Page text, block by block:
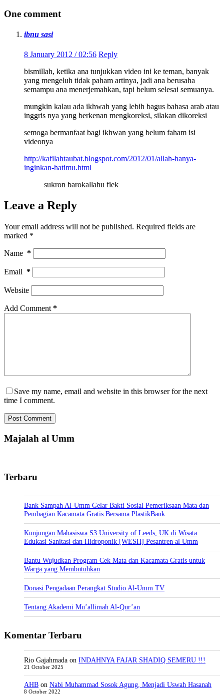
One comment
ibnu sasi
8 January 2012 / 02:56 Reply
bismillah, ketika ana tunjukkan video ini ke teman, banyak
yang mengeluh tidak paham artinya, jadi ana berusaha
semampu ana menerjemahkan, tapi belum selesai semuanya.
mungkin kalau ada ikhwah yang lebih bagus bahasa arab atau
inggris nya yang berkenan mengkoreksi, silakan dikoreksi
semoga bermanfaat bagi ikhwan yang belum faham isi
videonya
http://kafilahtaubat.blogspot.com/2012/01/allah-hanya-
inginkan-hatimu.html
sukron barokallahu fiek
Leave a Reply
Your email address will not be published. Required fields are
marked *
Name *
Email *
Website
Add Comment *
Save my name, email and website in this browser for the next
time I comment.
Post Comment
Majalah al Umm
Terbaru
Bank Sampah Al-Umm Gelar Bakti Sosial Pemeriksaan Mata dan
Pembagian Kacamata Gratis Bersama PlastikBank
Kunjungan Mahasiswa S3 University of Leeds, UK di Wisata
Edukasi Sanitasi dan Hidroponik [WESH] Pesantren al Umm
Bantu Wujudkan Program Cek Mata dan Kacamata Gratis untuk
Warga yang Membutuhkan
Donasi Pengadaan Perangkat Studio Al-Umm TV
Tentang Akademi Mu’allimah Al-Qur’an
Komentar Terbaru
Rio Gajahmada on INDAHNYA FAJAR SHADIQ SEMERU !!!
21 October 2025
AHB on Nabi Muhammad Sosok Agung, Menjadi Uswah Hasanah
8 October 2022